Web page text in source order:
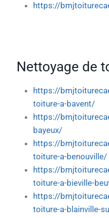
https://
Nettoyage de
https://
toiture-a-bavent/
https://
bayeux/
https://
toiture-a-benouville/
https://
toiture-a-bieville-
https://
toiture-a-blainville-